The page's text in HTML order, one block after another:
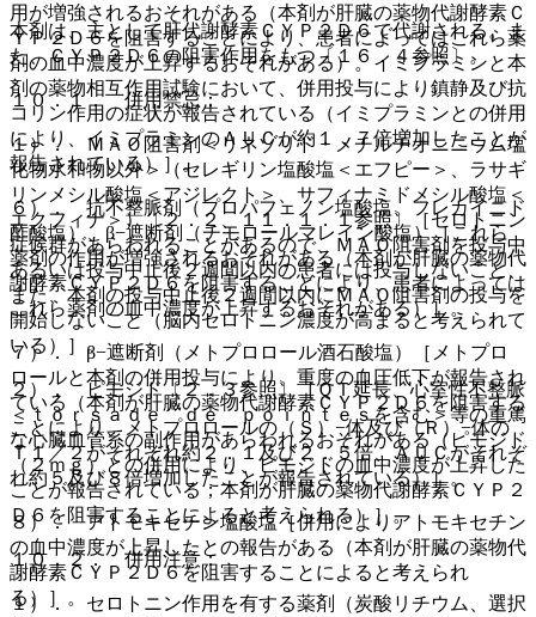
用が増強されるおそれがある（本剤が肝臓の薬物代謝酵素Ｃ
ＹＰ２Ｄ６を阻害することにより、患者によってはこれら薬
剤の血中濃度が上昇するおそれがある）。イミプラミンと本
剤の薬物相互作用試験において、併用投与により鎮静及び抗
コリン作用の症状が報告されている（イミプラミンとの併用
により、イミプラミンのＡＵＣが約１．７倍増加したことが
報告されている）］。
６）． 抗不整脈剤（プロパフェノン塩酸塩、フレカイニド
酢酸塩）、β−遮断剤（チモロールマレイン酸塩）［これら
薬剤の作用が増強されるおそれがある（本剤が肝臓の薬物代
謝酵素ＣＹＰ２Ｄ６を阻害することにより、患者によっては
これら薬剤の血中濃度が上昇するおそれがある）］。
７）． β−遮断剤（メトプロロール酒石酸塩）［メトプロ
ロールと本剤の併用投与により、重度の血圧低下が報告され
ている（本剤が肝臓の薬物代謝酵素ＣＹＰ２Ｄ６を阻害する
ことにより、メトプロロールの（Ｓ）−体及び（Ｒ）−体の
Ｔ１／２がそれぞれ約２．１及び２．５倍、ＡＵＣがそれぞ
れ約５及び８倍増加したことが報告されている）］。
８）． アトモキセチン塩酸塩［併用によりアトモキセチン
の血中濃度が上昇したとの報告がある（本剤が肝臓の薬物代
謝酵素ＣＹＰ２Ｄ６を阻害することによると考えられ
る）］。
本剤は、主として肝代謝酵素ＣＹＰ２Ｄ６で代謝される。ま
た、ＣＹＰ２Ｄ６の阻害作用をもつ〔１６．４参照〕。
１０．１． 併用禁忌：
１）． ＭＡＯ阻害剤＜リネゾリド・メチルチオニニウム塩
化物水和物以外＞（セレギリン塩酸塩＜エフピー＞、ラサギ
リンメシル酸塩＜アジレクト＞、サフィナミドメシル酸塩＜
エクフィナ＞）〔２．２、１１．１．１参照〕［セロトニン
症候群があらわれることがあるので、ＭＡＯ阻害剤を投与中
あるいは投与中止後２週間以内の患者には投与しないこと、
また、本剤の投与中止後２週間以内にＭＡＯ阻害剤の投与を
開始しないこと（脳内セロトニン濃度が高まると考えられて
いる）］。
２）． ピモジド〔２．３参照〕［ＱＴ延長、心室性不整脈
＜ｔｏｒｓａｄｅ ｄｅ ｐｏｉｎｔｅｓを含む＞等の重篤
な心臓血管系の副作用があらわれるおそれがある（ピモジド
（２ｍｇ）との併用により、ピモジドの血中濃度が上昇した
ことが報告されている；本剤が肝臓の薬物代謝酵素ＣＹＰ２
Ｄ６を阻害することによると考えられる）］。
１０．２． 併用注意：
１）． セロトニン作用を有する薬剤（炭酸リチウム、選択